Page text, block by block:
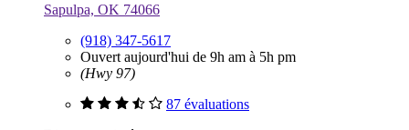
Sapulpa, OK 74066
(918) 347-5617
Ouvert aujourd'hui de 9h am à 5h pm
(Hwy 97)
87 évaluations